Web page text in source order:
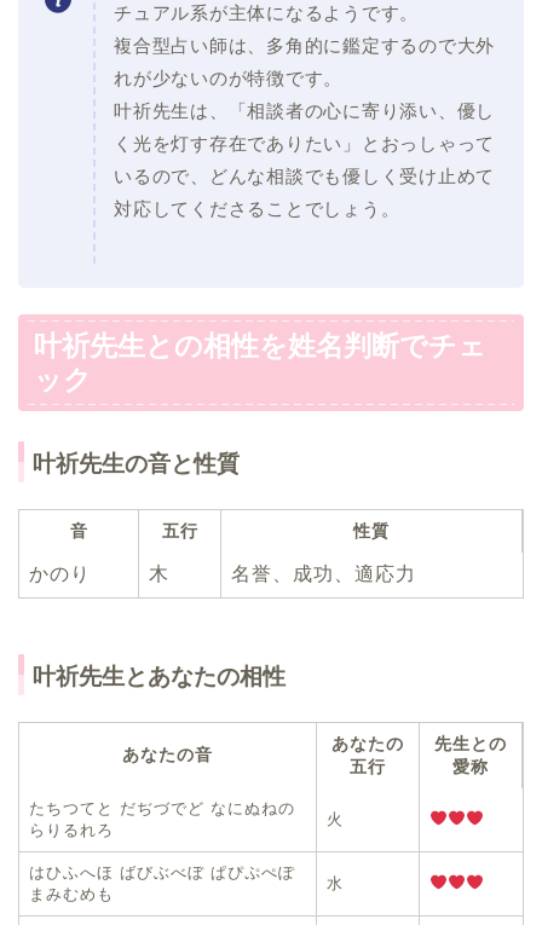
チュアル系が主体になるようです。
複合型占い師は、多角的に鑑定するので大外
れが少ないのが特徴です。
叶祈先生は、「相談者の心に寄り添い、優し
く光を灯す存在でありたい」とおっしゃって
いるので、どんな相談でも優しく受け止めて
対応してくださることでしょう。
叶祈先生との相性を姓名判断でチェ
ック
叶祈先生の音と性質
音 五行 性質
かのり 木 名誉、成功、適応力
叶祈先生とあなたの相性
あなたの音
あなたの
五行
先生との
愛称
たちつてと だぢづでど なにぬねの
らりるれろ
火
はひふへほ ばびぶべぼ ぱぴぷぺぽ
まみむめも
水